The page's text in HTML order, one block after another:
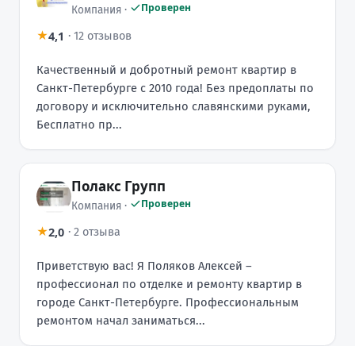
Компания · Проверен
★4,1 · 12 отзывов
Качественный и добротный ремонт квартир в
Санкт-Петербурге с 2010 года! Без предоплаты по
договору и исключительно славянскими руками,
Бесплатно пр...
Полакс Групп
Компания · Проверен
★2,0 · 2 отзыва
Приветствую вас! Я Поляков Алексей –
профессионал по отделке и ремонту квартир в
городе Санкт-Петербурге. Профессиональным
ремонтом начал заниматься...